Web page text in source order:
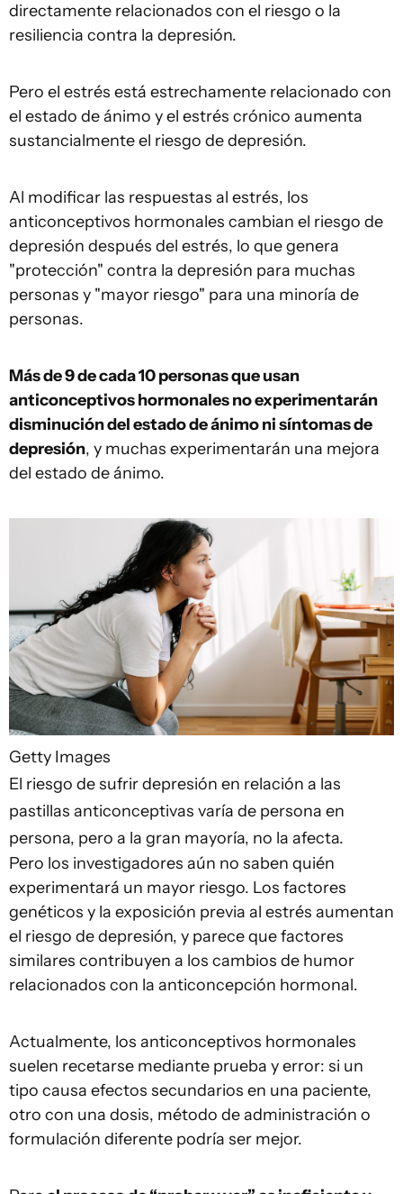
directamente relacionados con el riesgo o la
resiliencia contra la depresión.
Pero el estrés está estrechamente relacionado con
el estado de ánimo y el estrés crónico aumenta
sustancialmente el riesgo de depresión.
Al modificar las respuestas al estrés, los
anticonceptivos hormonales cambian el riesgo de
depresión después del estrés, lo que genera
"protección" contra la depresión para muchas
personas y "mayor riesgo" para una minoría de
personas.
Más de 9 de cada 10 personas que usan
anticonceptivos hormonales no experimentarán
disminución del estado de ánimo ni síntomas de
depresión, y muchas experimentarán una mejora
del estado de ánimo.
Getty Images
El riesgo de sufrir depresión en relación a las
pastillas anticonceptivas varía de persona en
persona, pero a la gran mayoría, no la afecta.
Pero los investigadores aún no saben quién
experimentará un mayor riesgo. Los factores
genéticos y la exposición previa al estrés aumentan
el riesgo de depresión, y parece que factores
similares contribuyen a los cambios de humor
relacionados con la anticoncepción hormonal.
Actualmente, los anticonceptivos hormonales
suelen recetarse mediante prueba y error: si un
tipo causa efectos secundarios en una paciente,
otro con una dosis, método de administración o
formulación diferente podría ser mejor.